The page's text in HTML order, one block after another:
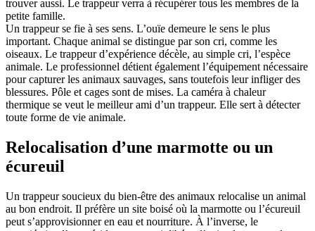
trouver aussi. Le trappeur verra à récupérer tous les membres de la
petite famille.
Un trappeur se fie à ses sens. L’ouïe demeure le sens le plus
important. Chaque animal se distingue par son cri, comme les
oiseaux. Le trappeur d’expérience décèle, au simple cri, l’espèce
animale. Le professionnel détient également l’équipement nécessaire
pour capturer les animaux sauvages, sans toutefois leur infliger des
blessures. Pôle et cages sont de mises. La caméra à chaleur
thermique se veut le meilleur ami d’un trappeur. Elle sert à détecter
toute forme de vie animale.
Relocalisation d’une marmotte ou un
écureuil
Un trappeur soucieux du bien-être des animaux relocalise un animal
au bon endroit. Il préfère un site boisé où la marmotte ou l’écureuil
peut s’approvisionner en eau et nourriture. À l’inverse, le